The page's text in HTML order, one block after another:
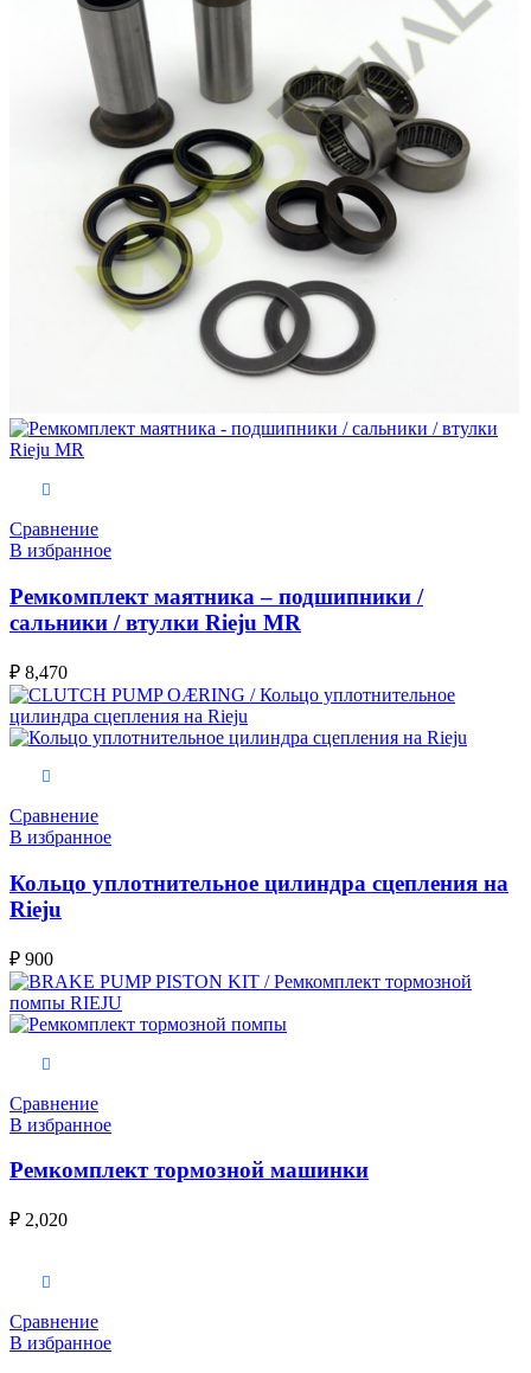
Сравнение
В избранное
Ремкомплект маятника – подшипники /
сальники / втулки Rieju MR
₽ 8,470
Сравнение
В избранное
Кольцо уплотнительное цилиндра сцепления на
Rieju
₽ 900
Сравнение
В избранное
Ремкомплект тормозной машинки
₽ 2,020
Сравнение
В избранное